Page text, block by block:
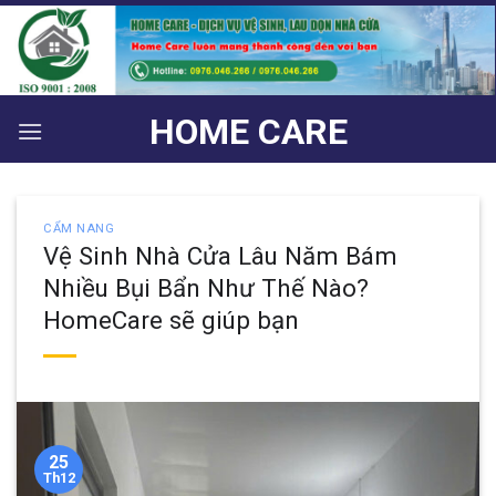
Bỏ
qua
nội
dung
HOME CARE
CẨM NANG
Vệ Sinh Nhà Cửa Lâu Năm Bám
Nhiều Bụi Bẩn Như Thế Nào?
HomeCare sẽ giúp bạn
25
Th12